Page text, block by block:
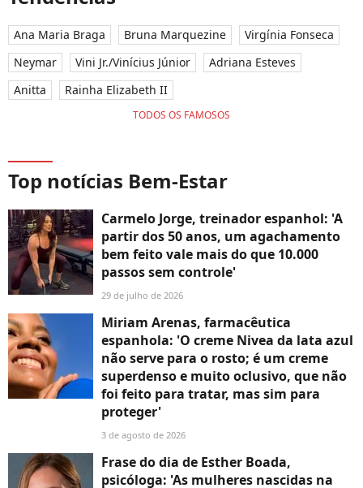
Ana Maria Braga Bruna Marquezine
Virgínia Fonseca
Neymar
Vini Jr./Vinícius Júnior
Adriana Esteves
Anitta
Rainha Elizabeth II
TODOS OS FAMOSOS
Top notícias Bem-Estar
Carmelo Jorge, treinador espanhol: 'A
partir dos 50 anos, um agachamento
bem feito vale mais do que 10.000
passos sem controle'
29 de julho de 2026
Miriam Arenas, farmacêutica
espanhola: 'O creme Nivea da lata azul
não serve para o rosto; é um creme
superdenso e muito oclusivo, que não
foi feito para tratar, mas sim para
proteger'
3 de agosto de 2026
Frase do dia de Esther Boada,
psicóloga: 'As mulheres nascidas na